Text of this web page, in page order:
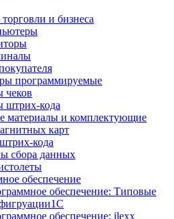
и бизнеса
программируемые
чеков
штрих-кода
материалы и комплектующие
карт
кода
сбора данных
обеспечение
обеспечение: Типовые
обеспечение: ilexx